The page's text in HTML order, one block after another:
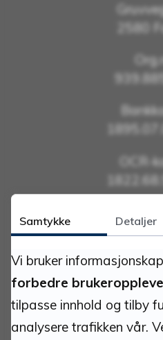
2580
OCR-
Send
Samtykke Detaljer
Vi bruker
forbedre
tilpasse innhold og tilby
analysere trafikken vår.